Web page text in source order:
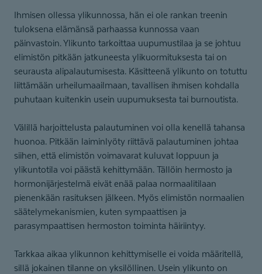
Ihmisen ollessa ylikunnossa, hän ei ole rankan treenin
tuloksena elämänsä parhaassa kunnossa vaan
päinvastoin. Ylikunto tarkoittaa uupumustilaa ja se johtuu
elimistön pitkään jatkuneesta ylikuormituksesta tai on
seurausta alipalautumisesta. Käsitteenä ylikunto on totuttu
liittämään urheilumaailmaan, tavallisen ihmisen kohdalla
puhutaan kuitenkin usein uupumuksesta tai burnoutista.
Välillä harjoittelusta palautuminen voi olla kenellä tahansa
huonoa. Pitkään laiminlyöty riittävä palautuminen johtaa
siihen, että elimistön voimavarat kuluvat loppuun ja
ylikuntotila voi päästä kehittymään. Tällöin hermosto ja
hormonijärjestelmä eivät enää palaa normaalitilaan
pienenkään rasituksen jälkeen. Myös elimistön normaalien
säätelymekanismien, kuten sympaattisen ja
parasympaattisen hermoston toiminta häiriintyy.
Tarkkaa aikaa ylikunnon kehittymiselle ei voida määritellä,
sillä jokainen tilanne on yksilöllinen. Usein ylikunto on